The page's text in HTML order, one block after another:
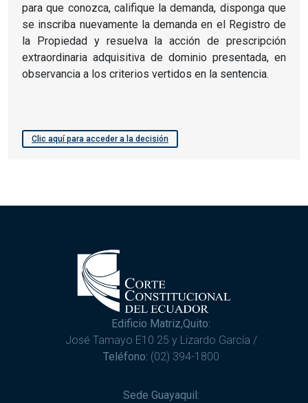
para que conozca, califique la demanda, disponga que
se inscriba nuevamente la demanda en el Registro de
la Propiedad y resuelva la acción de prescripción
extraordinaria adquisitiva de dominio presentada, en
observancia a los criterios vertidos en la sentencia.
Clic aquí para acceder a la decisión
Edificio Matriz,Quito:
José Tamayo E10 25 y Lizardo García /
Teléfono: (02) 394-1800
Sede Guayaquil: